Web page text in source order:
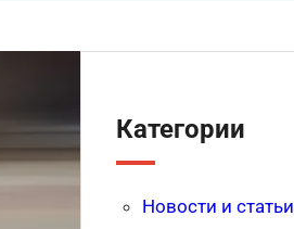
Категории
Новости и статьи